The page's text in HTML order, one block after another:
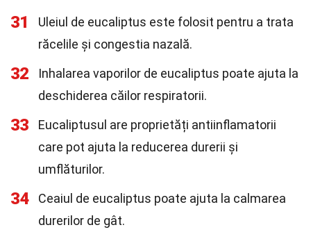
31
Uleiul de eucaliptus este folosit pentru a trata
răcelile și congestia nazală.
32
Inhalarea vaporilor de eucaliptus poate ajuta la
deschiderea căilor respiratorii.
33
Eucaliptusul are proprietăți antiinflamatorii
care pot ajuta la reducerea durerii și
umflăturilor.
34
Ceaiul de eucaliptus poate ajuta la calmarea
durerilor de gât.